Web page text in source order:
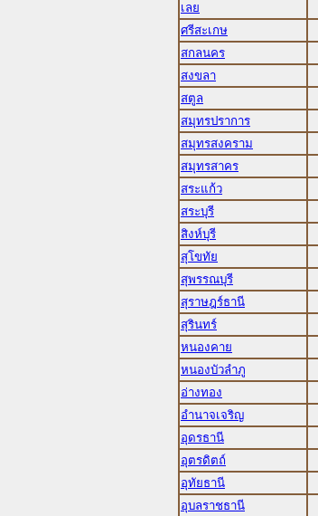
เลย
ศรีสะเกษ
สกลนคร
สงขลา
สตูล
สมุทรปราการ
สมุทรสงคราม
สมุทรสาคร
สระแก้ว
สระบุรี
สิงห์บุรี
สุโขทัย
สุพรรณบุรี
สุราษฎร์ธานี
สุรินทร์
หนองคาย
หนองบัวลำภู
อ่างทอง
อำนาจเจริญ
อุดรธานี
อุตรดิตถ์
อุทัยธานี
อุบลราชธานี